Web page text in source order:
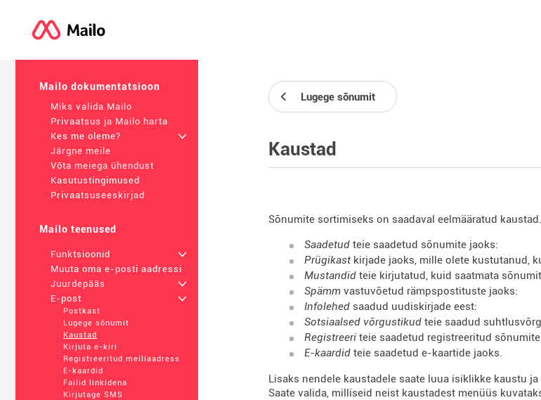
Mailo dokumentatsioon
Miks valida Mailo
Privaatsus ja Mailo harta
Kes me oleme?
+
Järgne meile
Võta meiega ühendust
Kasutustingimused
Privaatsuseeskirjad
Mailo teenused
Funktsioonid
+
Muuta oma e-posti aadressi
Juurdepääs
+
E-post
+
Postkast
Lugege sõnumit
Kaustad
Kirjuta e-kiri
Registreeritud meiliaadress
E-kaardid
Failid linkidena
Kirjutage SMS
Lugege sõnumit
Kaustad
Sõnumite sortimiseks on saadaval eelmääratud
Saadetud teie saadetud sõnumite jaoks:
Prügikast kirjade jaoks, mille olete kustutanud,
Mustandid teie kirjutatud, kuid saatmata
Spämm vastuvõetud rämpspostituste jaoks:
Infolehed saadud uudiskirjade eest:
Sotsiaalsed võrgustikud teie saadud
Registreeri teie saadetud registreeritud
E-kaardid teie saadetud e-kaartide jaoks.
Lisaks nendele kaustadele saate luua isiklikke kaustu
Saate valida, milliseid neist kaustadest menüüs